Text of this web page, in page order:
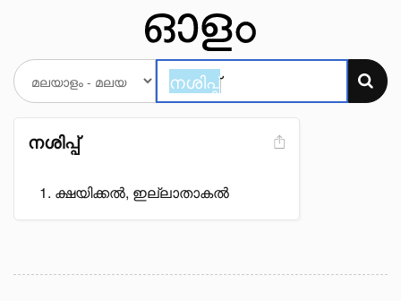
നശിപ്പ്
ക്ഷയിക്കൽ, ഇല്ലാതാകൽ